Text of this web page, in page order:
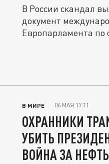
В России скандал
документ
Европарламента по
В МИРЕ 06 МАЯ 17:11
ОХРАННИКИ
УБИТЬ
ВОЙНА ЗА